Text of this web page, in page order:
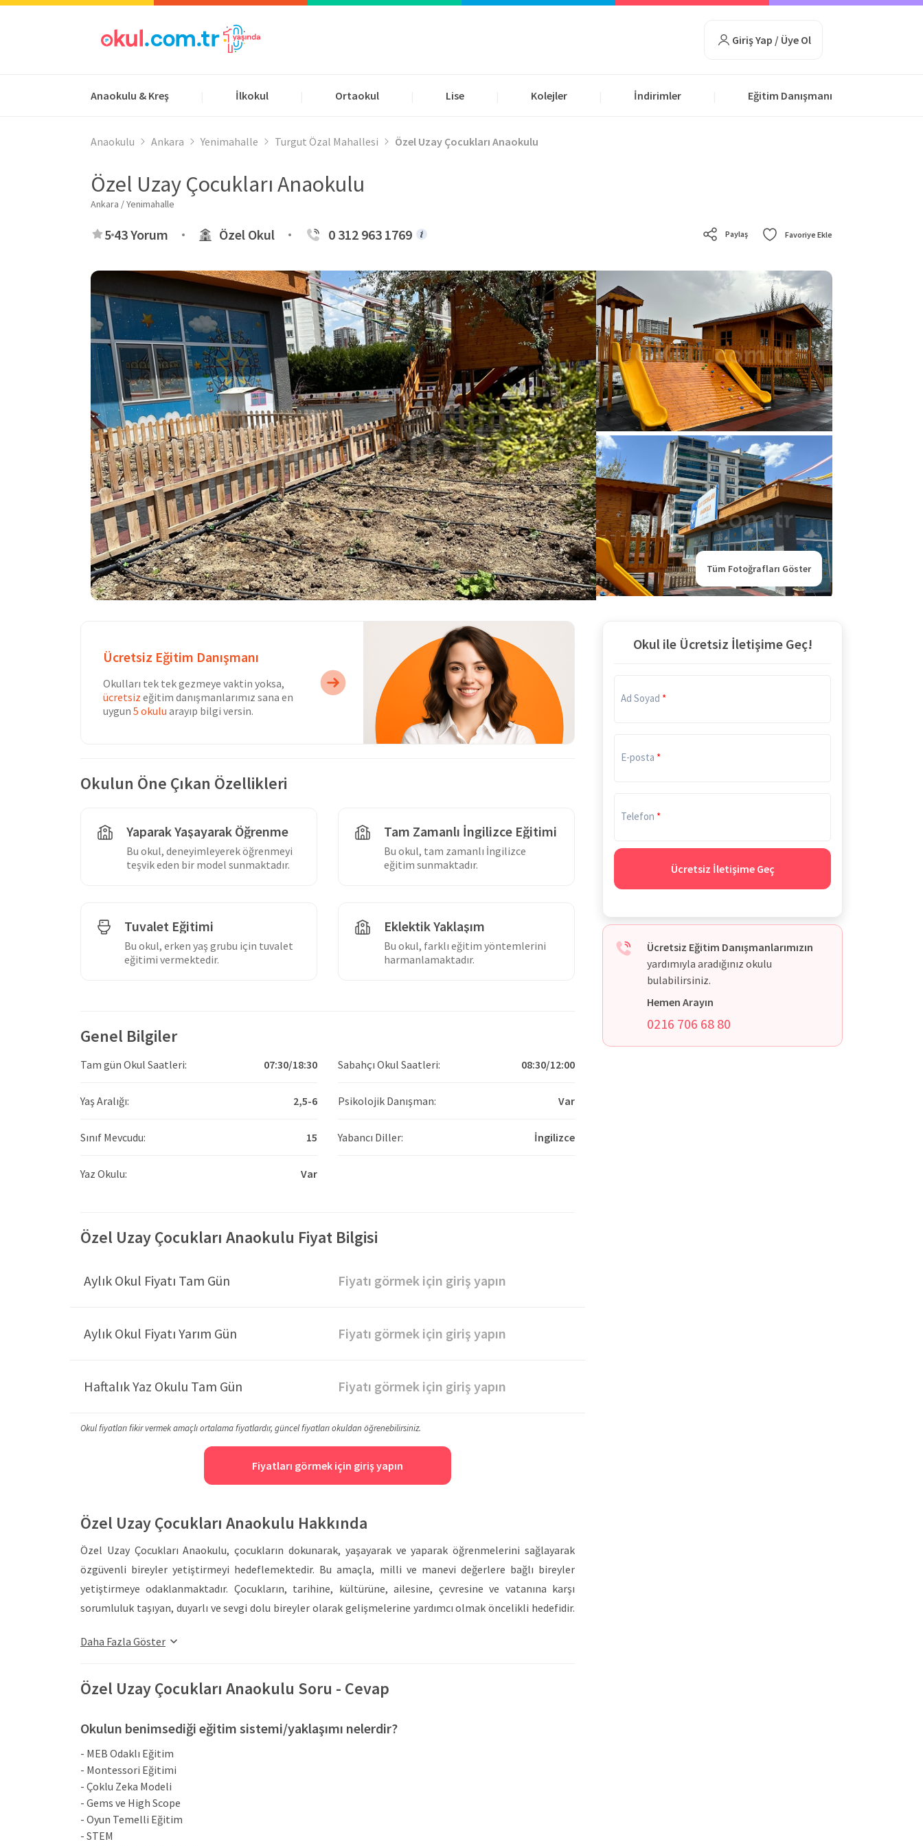
Giriş Yap / Üye Ol
Anaokulu & Kreş İlkokul Ortaokul Lise Kolejler İndirimler Eğitim Danışmanı
Anaokulu Ankara Yenimahalle Turgut Özal Mahallesi Özel Uzay Çocukları Anaokulu
Özel Uzay Çocukları Anaokulu
Ankara / Yenimahalle
Favoriye Ekle
Paylaş
5 43 Yorum Özel Okul 0 312 963 1769
Tüm Fotoğrafları Göster
Ücretsiz Eğitim Danışmanı
Okulları tek tek gezmeye vaktin yoksa,
ücretsiz eğitim danışmanlarımız sana en
uygun 5 okulu arayıp bilgi versin.
Okulun Öne Çıkan Özellikleri
Yaparak Yaşayarak Öğrenme
Bu okul, deneyimleyerek öğrenmeyi
teşvik eden bir model sunmaktadır.
Tam Zamanlı İngilizce Eğitimi
Bu okul, tam zamanlı İngilizce
eğitim sunmaktadır.
Tuvalet Eğitimi
Bu okul, erken yaş grubu için tuvalet
eğitimi vermektedir.
Eklektik Yaklaşım
Bu okul, farklı eğitim yöntemlerini
harmanlamaktadır.
Genel Bilgiler
Tam gün Okul Saatleri: 07:30/18:30 Sabahçı Okul Saatleri: 08:30/12:00
Yaş Aralığı: 2,5-6 Psikolojik Danışman: Var
Sınıf Mevcudu: 15 Yabancı Diller: İngilizce
Yaz Okulu: Var
Özel Uzay Çocukları Anaokulu Fiyat Bilgisi
Aylık Okul Fiyatı Tam Gün Fiyatı görmek için giriş yapın
Aylık Okul Fiyatı Yarım Gün Fiyatı görmek için giriş yapın
Haftalık Yaz Okulu Tam Gün Fiyatı görmek için giriş yapın
Okul fiyatları fikir vermek amaçlı ortalama fiyatlardır, güncel fiyatları okuldan öğrenebilirsiniz.
Fiyatları görmek için giriş yapın
Özel Uzay Çocukları Anaokulu Hakkında
Özel Uzay Çocukları Anaokulu, çocukların dokunarak, yaşayarak ve yaparak öğrenmelerini sağlayarak
özgüvenli bireyler yetiştirmeyi hedeflemektedir. Bu amaçla, milli ve manevi değerlere bağlı bireyler
yetiştirmeye odaklanmaktadır. Çocukların, tarihine, kültürüne, ailesine, çevresine ve vatanına karşı
sorumluluk taşıyan, duyarlı ve sevgi dolu bireyler olarak gelişmelerine yardımcı olmak öncelikli hedefidir.
duyarlı bireyler olarak yetiştirmeyi amaçlamaktadır.
görev, ödev ve vazife sorumluluklarını öğrenerek kendine güven duygularını geliştirmelerine yardımcı
faziletli, yardımsever ve saygılı bireyler yetiştirmek temel hedeflerdendir. Özel Uzay Çocukları Anaokulu,
çalışmaktadır.
Çocukların psiko-fizik gelişimlerini, motor, bilişsel, dil, sosyal ve duygusal becerilerini takip etmek
kurumun öncelikli hedefidir. Bu çerçevede Özel Uzay Çocukları Anaokulu, öğrencileri tanıma çalışmaları
yaparak, sosyal, duygusal ve bilişsel gelişimlerini gözlemlemekte, değerlendirmekte ve desteklemektedir.
Öğrencilerin gelişimsel ihtiyaçlarını belirlemek için güvenilir ve bilimsel testler uygulamakta, olumlu ve
Daha Fazla Göster
Özel Uzay Çocukları Anaokulu Soru - Cevap
Okulun benimsediği eğitim sistemi/yaklaşımı nelerdir?
- MEB Odaklı Eğitim
- Montessori Eğitimi
- Çoklu Zeka Modeli
- Gems ve High Scope
- Oyun Temelli Eğitim
- STEM
Okul ile Ücretsiz İletişime Geç!
Ad Soyad
E-posta
Telefon
Ücretsiz İletişime Geç
Ücretsiz Eğitim Danışmanlarımızın
yardımıyla aradığınız okulu
bulabilirsiniz.
Hemen Arayın
0216 706 68 80